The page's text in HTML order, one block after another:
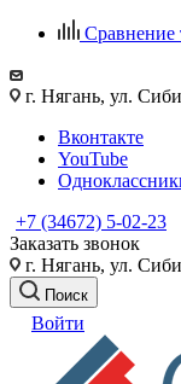
Сравнение
г. Нягань, ул.
Вконтакте
YouTube
+7 (34672) 5-02-23
Заказать звонок
г. Нягань, ул.
Поиск
Войти